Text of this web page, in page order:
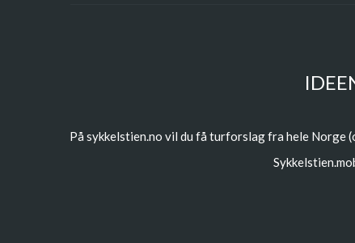
På sykkelstien.no vil du få turforslag fra hele Norge